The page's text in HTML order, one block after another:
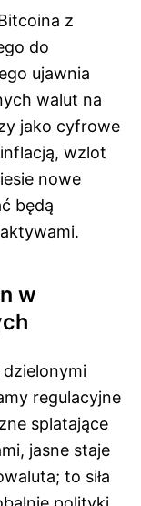
z
do
ujawnia
walut na
jako cyfrowe
wzlot
nowe
będą
w
regulacyjne
splatające
jasne staje
to siła